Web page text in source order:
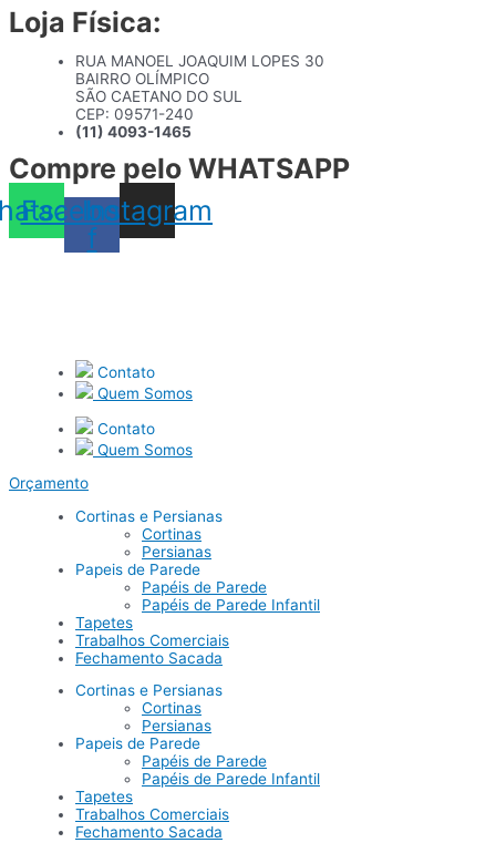
Ir
para
conteúdo
Loja Física:
RUA MANOEL JOAQUIM LOPES 30
BAIRRO OLÍMPICO
SÃO CAETANO DO SUL
CEP: 09571-240
(11) 4093-1465
Compre pelo WHATSAPP
Facebook-
f
Instagram
Contato
Quem Somos
Contato
Quem Somos
Orçamento
Cortinas e Persianas
Cortinas
Persianas
Papeis de Parede
Papéis de Parede
Papéis de Parede Infantil
Tapetes
Trabalhos Comerciais
Fechamento Sacada
Cortinas e Persianas
Cortinas
Persianas
Papeis de Parede
Papéis de Parede
Papéis de Parede Infantil
Tapetes
Trabalhos Comerciais
Fechamento Sacada